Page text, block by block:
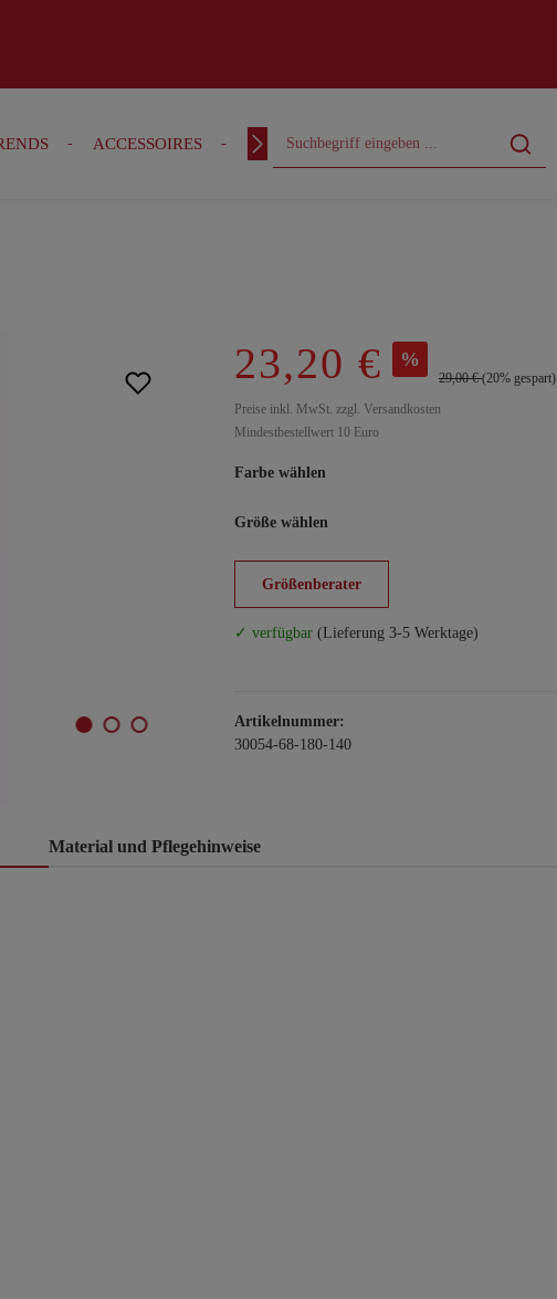
ACCESSOIRES OUTFITS CURVY
23,20 € %
29,00 €(20% gespart)
Preise inkl. MwSt. zzgl. Versandkosten
Mindestbestellwert 10 Euro
Farbe wählen
Größe wählen
Größenberater
✓ verfügbar (Lieferung 3-5 Werktage)
Artikelnummer:
30054-68-180-140
Material und Pflegehinweise